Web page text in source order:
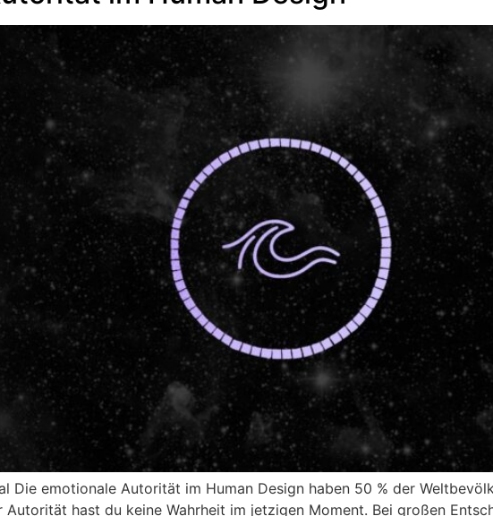
Die emotionale Autorität im Human Design haben 50 % der
hast du keine Wahrheit im jetzigen Moment. Bei großen